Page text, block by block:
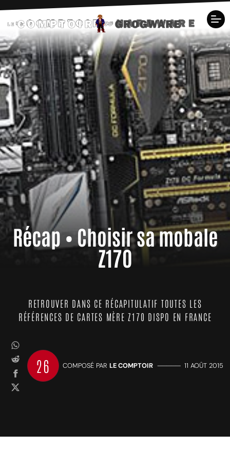
Récap • Choisir sa mobale
Z170
RETROUVER DANS CE RÉCAPITULATIF TOUTES LES
RÉFÉRENCES DE CARTES MÈRE Z170 DISPO EN FRANCE
26 COMPOSÉ PAR LE COMPTOIR ————— 11 AOÛT 2015